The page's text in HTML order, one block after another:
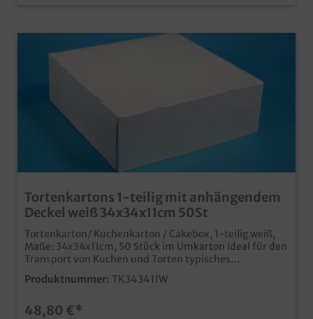
Tortenkartons 1-teilig mit anhängendem
Deckel weiß 34x34x11cm 50St
Tortenkarton/ Kuchenkarton / Cakebox, 1-teilig weiß,
Maße: 34x34x11cm, 50 Stück im Umkarton Ideal für den
Transport von Kuchen und Torten typisches
Standardmaß in neutralem weiß einteilige Variante mit
anhängendem Deckel stabil und hochwertig (450g/m²)
Produktnummer: TK343411W
48,80 €*